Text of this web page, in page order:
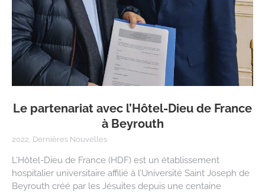
Le partenariat avec l’Hôtel-Dieu de France
à Beyrouth
2022, Dernières Nouvelles
L’Hôtel-Dieu de France (HDF) est un établissement
hospitalier universitaire affilié à l’Université Saint Joseph de
Beyrouth créé par les Jésuites depuis une centaine